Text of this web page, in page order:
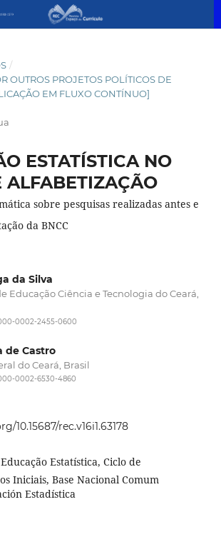
/
OUTROS PROJETOS POLÍTICOS DE
EM FLUXO CONTÍNUO]
ESTATÍSTICA NO
ALFABETIZAÇÃO
sobre pesquisas realizadas antes e
da BNCC
da Silva
Educação Ciência e Tecnologia do Ceará,
0002-2455-0600
de Castro
do Ceará, Brasil
0002-6530-4860
10.15687/rec.v16i1.63178
Educação Estatística, Ciclo de
Iniciais, Base Nacional Comum
Estadística